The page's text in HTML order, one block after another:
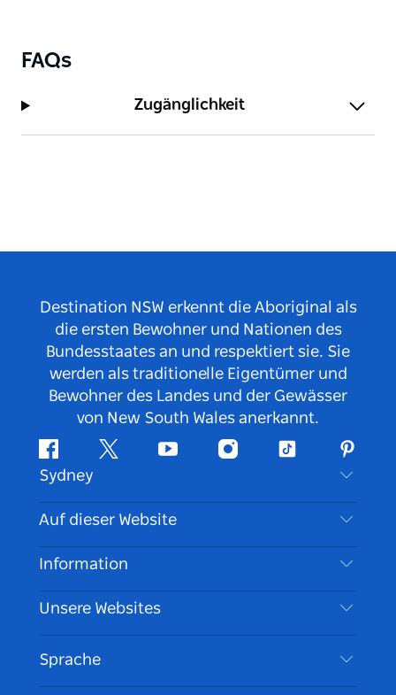
FAQs
Zugänglichkeit
Destination NSW erkennt die Aboriginal als
die ersten Bewohner und Nationen des
Bundesstaates an und respektiert sie. Sie
werden als traditionelle Eigentümer und
Bewohner des Landes und der Gewässer
von New South Wales anerkannt.
FacebookTwitter YouTubeInstagramTikTok
Sydney
Kontaktieren Sie uns
Haftungsausschluss
Cookie Notice
Auf dieser Website
Reiseziele
Aktivitäten
Veranstaltungen
Unterkunft
Information
Reiseinformationen
Barrierefreies Sydney
Tragen Sie Ihr Unternehmen ein
Unsere Websites
Sprache